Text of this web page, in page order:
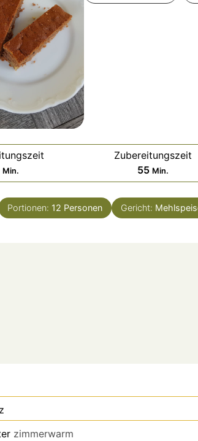
Min.
Zubereitungszeit
55Minuten
Min.
Portionen: 12 Personen Gericht:
zimmerwarm